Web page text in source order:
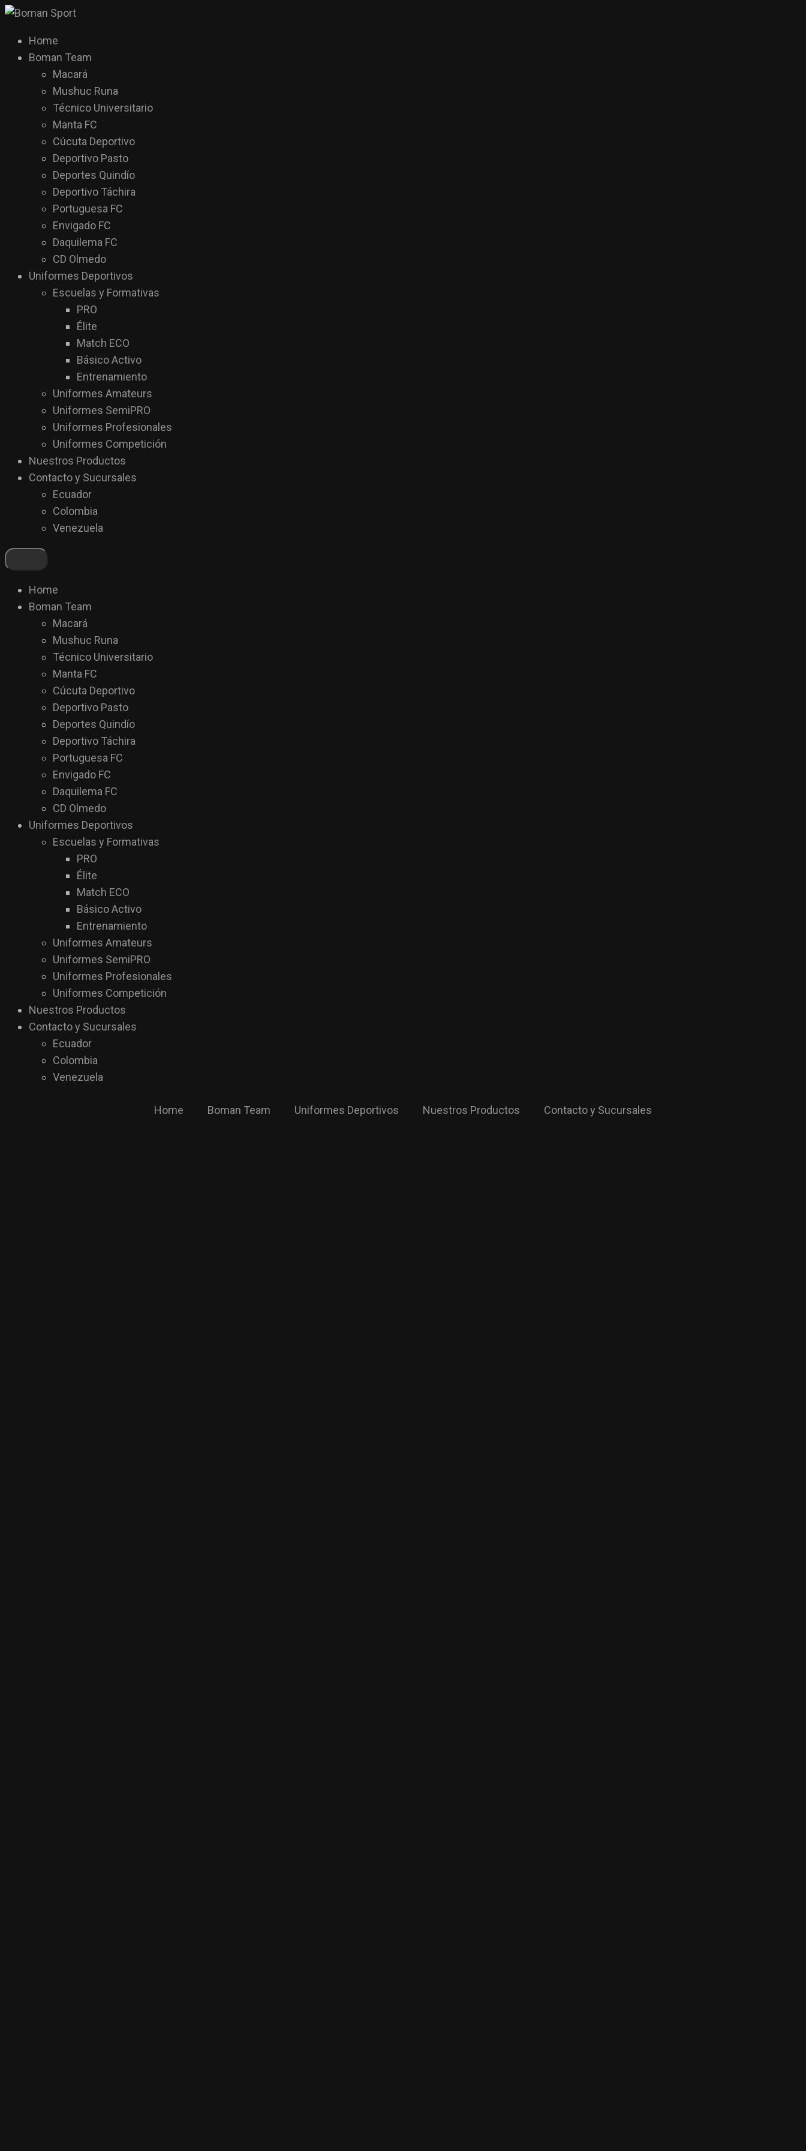
Home
Boman Team
Macará
Mushuc Runa
Técnico Universitario
Manta FC
Cúcuta Deportivo
Deportivo Pasto
Deportes Quindío
Deportivo Táchira
Portuguesa FC
Envigado FC
Daquilema FC
CD Olmedo
Uniformes Deportivos
Escuelas y Formativas
PRO
Élite
Match ECO
Básico Activo
Entrenamiento
Uniformes Amateurs
Uniformes SemiPRO
Uniformes Profesionales
Uniformes Competición
Nuestros Productos
Contacto y Sucursales
Ecuador
Colombia
Venezuela
Home
Boman Team
Macará
Mushuc Runa
Técnico Universitario
Manta FC
Cúcuta Deportivo
Deportivo Pasto
Deportes Quindío
Deportivo Táchira
Portuguesa FC
Envigado FC
Daquilema FC
CD Olmedo
Uniformes Deportivos
Escuelas y Formativas
PRO
Élite
Match ECO
Básico Activo
Entrenamiento
Uniformes Amateurs
Uniformes SemiPRO
Uniformes Profesionales
Uniformes Competición
Nuestros Productos
Contacto y Sucursales
Ecuador
Colombia
Venezuela
Home Boman Team Uniformes Deportivos Nuestros Productos Contacto y Sucursales